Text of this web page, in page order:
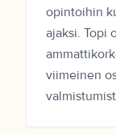
opintoihin
ajaksi. Topi
viimeinen